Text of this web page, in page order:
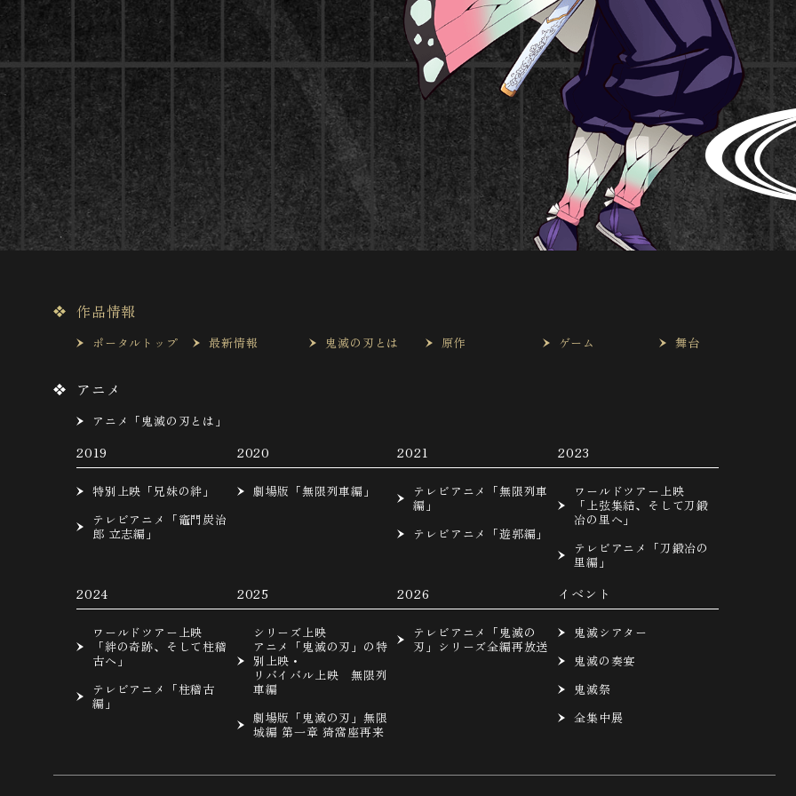
作品情報
ポータルトップ 最新情報 鬼滅の刃とは 原作 ゲーム 舞台
アニメ
アニメ「鬼滅の刃とは」
2019
特別上映「兄妹の絆」
テレビアニメ「竈門炭治
郎 立志編」
2020
劇場版「無限列車編」
2021
テレビアニメ「無限列車
編」
テレビアニメ「遊郭編」
2023
ワールドツアー上映
「上弦集結、そして刀鍛
冶の里へ」
テレビアニメ「刀鍛冶の
里編」
2024
ワールドツアー上映
「絆の奇跡、そして柱稽
古へ」
テレビアニメ「柱稽古
編」
2025
シリーズ上映
アニメ「鬼滅の刃」の特
別上映・
リバイバル上映 無限列
車編
劇場版「鬼滅の刃」無限
城編 第一章 猗窩座再来
2026
テレビアニメ「鬼滅の
刃」シリーズ全編再放送
イベント
鬼滅シアター
鬼滅の奏宴
鬼滅祭
全集中展